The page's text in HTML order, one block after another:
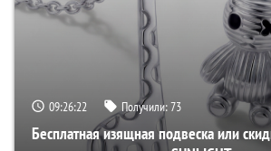
09:26:21 Получили:73
Бесплатная изящная подвеска или